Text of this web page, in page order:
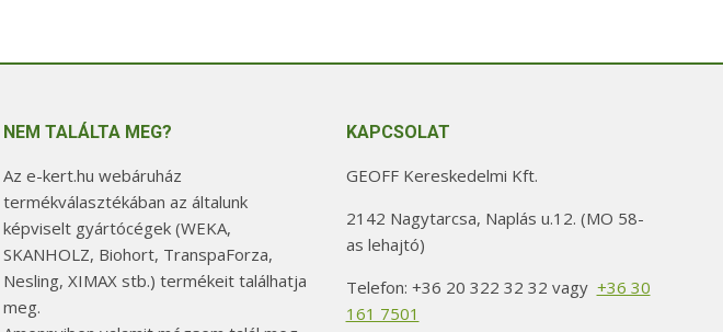
NEM TALÁLTA MEG?
Az e-kert.hu webáruház
termékválasztékában az általunk
képviselt gyártócégek (WEKA,
SKANHOLZ, Biohort, TranspaForza,
Nesling, XIMAX stb.) termékeit találhatja
meg.
KAPCSOLAT
GEOFF Kereskedelmi Kft.
2142 Nagytarcsa, Naplás u.12. (MO 58-
as lehajtó)
Telefon: +36 20 322 32 32 vagy +36 30
161 7501